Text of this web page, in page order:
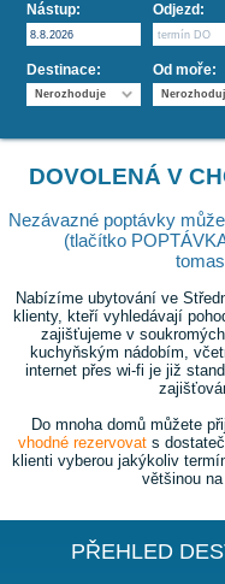
Dovolená
Nástup:
Nerozhoduje
DOVOLENÁ
Nezávazné
(tlačítko
Nabízíme ubytování
klienty, kteří
zajišťujeme v